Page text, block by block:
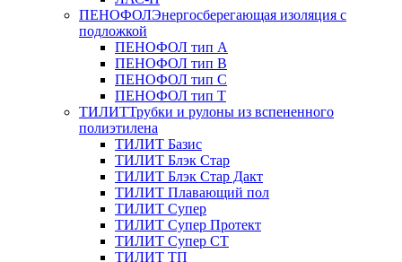
ПЕНОФОЛЭнергосберегающая изоляция с
подложкой
ПЕНОФОЛ тип А
ПЕНОФОЛ тип B
ПЕНОФОЛ тип C
ПЕНОФОЛ тип T
ТИЛИТТрубки и рулоны из вспененного
полиэтилена
ТИЛИТ Базис
ТИЛИТ Блэк Стар
ТИЛИТ Блэк Стар Дакт
ТИЛИТ Плавающий пол
ТИЛИТ Супер
ТИЛИТ Супер Протект
ТИЛИТ Супер СТ
ТИЛИТ ТП